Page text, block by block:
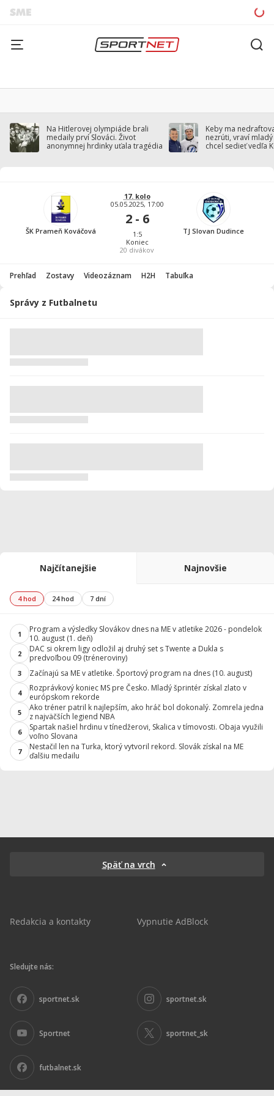
Na Hitlerovej olympiáde brali
medaily prví Slováci. Život
anonymnej hrdinky uťala tragédia
Keby ma
nezrúti, vraví mladý
chcel sedieť vedľa
ŠK Prameň Kováčová
17. kolo
05.05.2025, 17:00
2 - 6
1:5
Koniec
20 divákov
TJ Slovan Dudince
Prehľad Zostavy Videozáznam H2H Tabuľka
Správy z Futbalnetu
Najčítanejšie Najnovšie
4 hod 24 hod 7 dní
1
Program a výsledky Slovákov dnes na ME v atletike 2026 - pondelok
10. august (1. deň)
2
DAC si okrem ligy odložil aj druhý set s Twente a Dukla s
predvoľbou 09 (tréneroviny)
3 Začínajú sa ME v atletike. Športový program na dnes (10. august)
4
Rozprávkový koniec MS pre Česko. Mladý šprintér získal zlato v
európskom rekorde
5
Ako tréner patril k najlepším, ako hráč bol dokonalý. Zomrela jedna
z najväčších legiend NBA
6
Spartak našiel hrdinu v tínedžerovi, Skalica v tímovosti. Obaja využili
voľno Slovana
7
Nestačil len na Turka, ktorý vytvoril rekord. Slovák získal na ME
ďalšiu medailu
Späť na vrch
Redakcia a kontakty Vypnutie AdBlock
Sledujte nás:
sportnet.sk sportnet.sk
Sportnet sportnet_sk
futbalnet.sk